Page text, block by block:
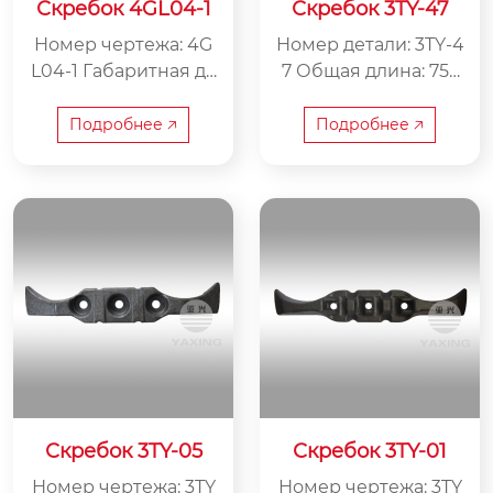
Скребок 4GL04-1
Номер чертежа: 4G
L04-1 Габаритная дл
ние между центрам
и: 210 мм Вес: 9 кг
Подробнее 🡥
Скребок 3TY-47
Номер детали: 3TY-4
7 Общая длина: 753
ду центрами: 175 мм
Вес: 31,4 кг
Подробнее 🡥
Скребок 3TY-05
Номер чертежа: 3TY
Скребок 3TY-01
Номер чертежа: 3TY